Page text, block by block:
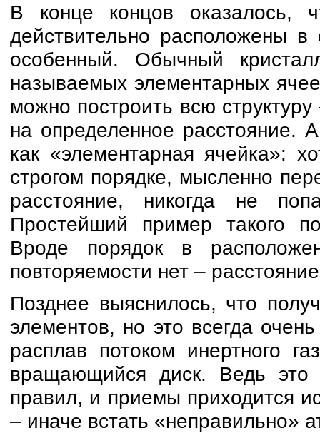
В конце концов оказалось,
действительно расположены в
особенный. Обычный
называемых элементарных
можно построить всю
на определенное расстояние.
как «элементарная ячейка»:
строгом порядке, мысленно
расстояние, никогда не
Простейший пример такого
Вроде порядок в
повторяемости нет –
Позднее выяснилось, что
элементов, но это всегда
расплав потоком инертного
вращающийся диск. Ведь это
правил, и приемы приходится
– иначе встать «неправильно»